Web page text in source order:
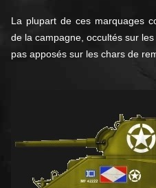
La plupart de ces marquages
de la campagne, occultés sur
pas apposés sur les chars de